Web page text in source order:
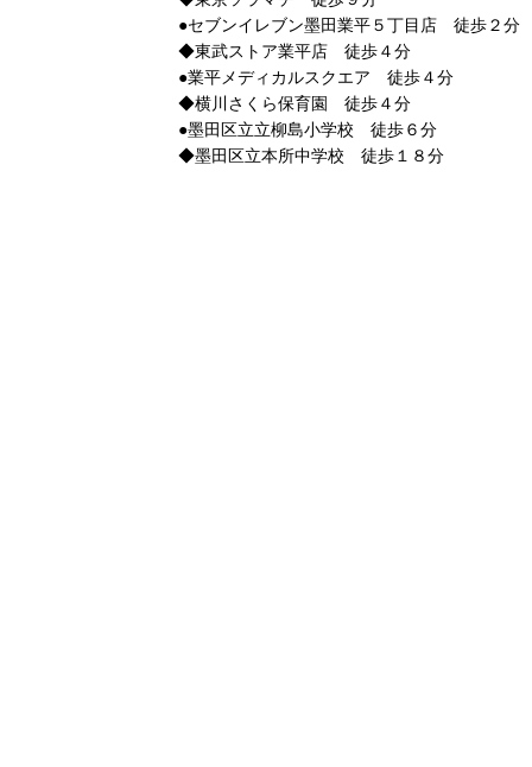
●セブンイレブン墨田業平５丁目店 徒歩２分
◆東武ストア業平店 徒歩４分
●業平メディカルスクエア 徒歩４分
◆横川さくら保育園 徒歩４分
●墨田区立立柳島小学校 徒歩６分
◆墨田区立本所中学校 徒歩１８分